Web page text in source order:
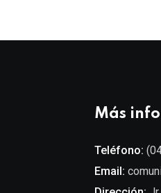
Más
Teléfono:
Email: